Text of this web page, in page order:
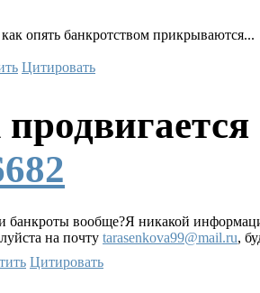
опять банкротством прикрываются...
Цитировать
банкроты вообще?Я никакой
на почту tarasenkova99@mail.ru,
Цитировать